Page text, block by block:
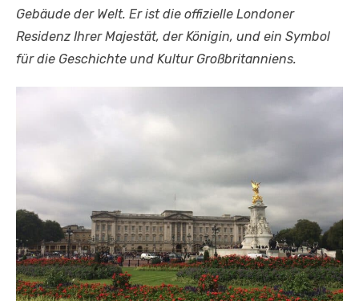
Gebäude der Welt. Er ist die offizielle Londoner
Residenz Ihrer Majestät, der Königin, und ein Symbol
für die Geschichte und Kultur Großbritanniens.